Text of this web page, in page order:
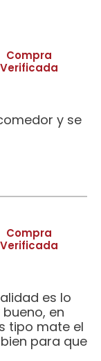
Compra
Verificada
y se
Compra
Verificada
es lo
en
tipo mate el
para que